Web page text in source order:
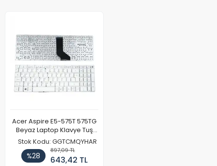
Acer Aspire E5-575T 575TG
Beyaz Laptop Klavye Tuş
Takımı
Stok Kodu: GGTCMQYHAR
%28
897,09 TL
643,42 TL